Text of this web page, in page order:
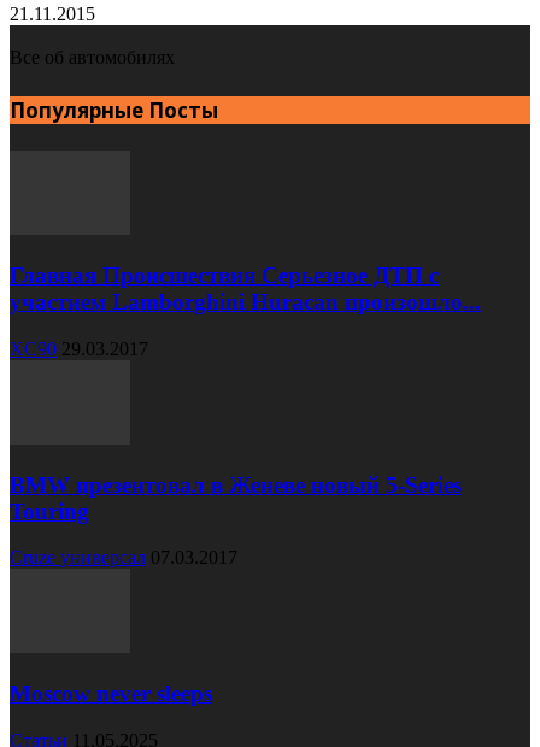
21.11.2015
Все об автомобилях
Популярные Посты
Главная Происшествия Серьезное ДТП с
участием Lamborghini Huracan произошло...
XC90 29.03.2017
BMW презентовал в Женеве новый 5-Series
Touring
Cruze универсал 07.03.2017
Moscow never sleeps
Статьи 11.05.2025